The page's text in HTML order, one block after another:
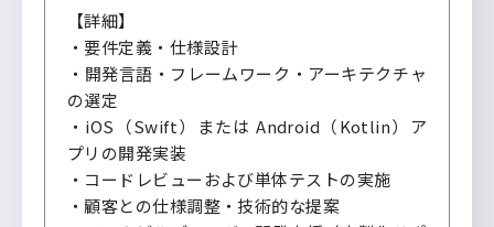
【詳細】
・要件定義・仕様設計
・開発言語・フレームワーク・アーキテクチャ
の選定
・iOS（Swift）または Android（Kotlin）ア
プリの開発実装
・コードレビューおよび単体テストの実施
・顧客との仕様調整・技術的な提案